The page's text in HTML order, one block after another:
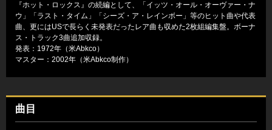
『ホット・ロックス』の続編として、「イッツ・オール・オーヴァー・ナ
ウ」「ラスト・タイム」「シーズ・ア・レインボー」等のヒット曲や代表
曲、更にはUSで長らく未発表だったレア曲も収めた2枚組編集盤。ボーナ
ス・トラック3曲追加収録。
発表：1972年（米Abkco）
マスター：2002年（米Abkco制作）
曲目